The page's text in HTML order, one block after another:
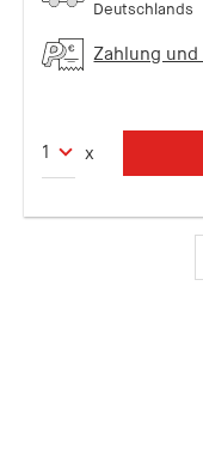
Deutschlands
Zahlung und
x